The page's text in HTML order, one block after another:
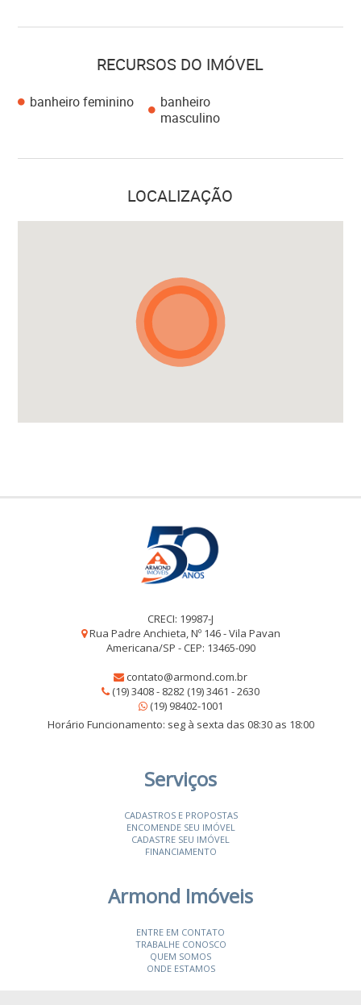
RECURSOS DO IMÓVEL
banheiro feminino
banheiro
masculino
LOCALIZAÇÃO
CRECI: 19987-J
Rua Padre Anchieta, Nº 146 - Vila Pavan
Americana/SP - CEP: 13465-090
contato@armond.com.br
(19) 3408 - 8282 (19) 3461 - 2630
(19) 98402-1001
Horário Funcionamento: seg à sexta das 08:30 as 18:00
Serviços
CADASTROS E PROPOSTAS
ENCOMENDE SEU IMÓVEL
CADASTRE SEU IMÓVEL
FINANCIAMENTO
Armond Imóveis
ENTRE EM CONTATO
TRABALHE CONOSCO
QUEM SOMOS
ONDE ESTAMOS